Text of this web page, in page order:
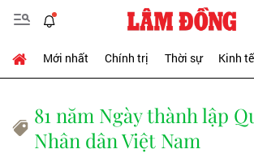
Mới nhất Chính trị Thời sự Kinh tế
81 năm Ngày thành lập
Nhân dân Việt Nam